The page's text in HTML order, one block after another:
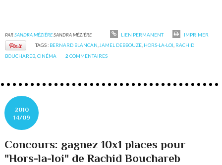
PARSANDRA MÉZIÈRESANDRA MÉZIÈRE LIEN PERMANENT
IMPRIMER
TAGS : BERNARD BLANCAN JAMEL DEBBOUZE HORS-LA-LOI RACHID
BOUCHAREB ,CINÉMA 2 COMMENTAIRES
2010
14/09
Concours: gagnez 10x1 places pour
"Hors-la-loi" de Rachid Bouchareb